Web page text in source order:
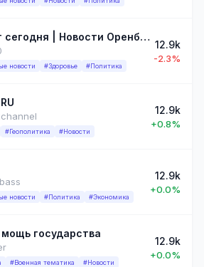
Оренбург сегодня | Новости Оренбуржья
новости #Здоровье #Политика
12.9k
-2.3%
#Геополитика #Новости
12.9k
+0.8%
новости #Политика #Экономика
12.9k
+0.0%
государства
#Военная тематика #Новости
12.9k
+0.0%